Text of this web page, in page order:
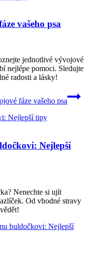
vašeho psa
jednotlivé vývojové
nejlépe pomoci. Sledujte
radosti a lásky!
fáze vašeho psa
Nejlepší
Nenechte si ujít
Od vhodné stravy
buldočkovi: Nejlepší